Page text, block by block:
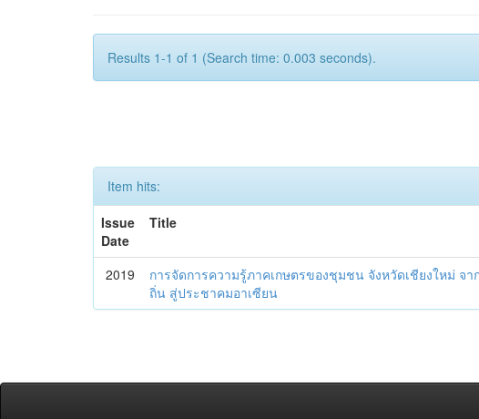
Results 1-1 of 1 (Search time: 0.003 seconds).
Item hits:
Issue
Date
Title
2019
การจัดการความรู้ภาคเกษตรของชุมชน จังหวัดเชียงใหม่ จ
ถิ่น สู่ประชาคมอาเซียน